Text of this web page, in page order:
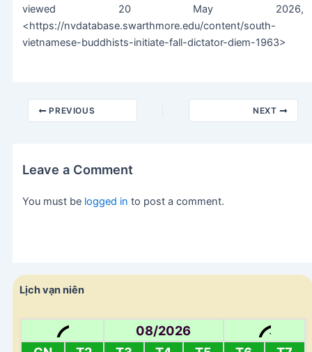
viewed 20 May 2026,
<https://nvdatabase.swarthmore.edu/content/south-
vietnamese-buddhists-initiate-fall-dictator-diem-1963>
PREVIOUS NEXT
Leave a Comment
You must be logged in to post a comment.
Lịch vạn niên
08/2026